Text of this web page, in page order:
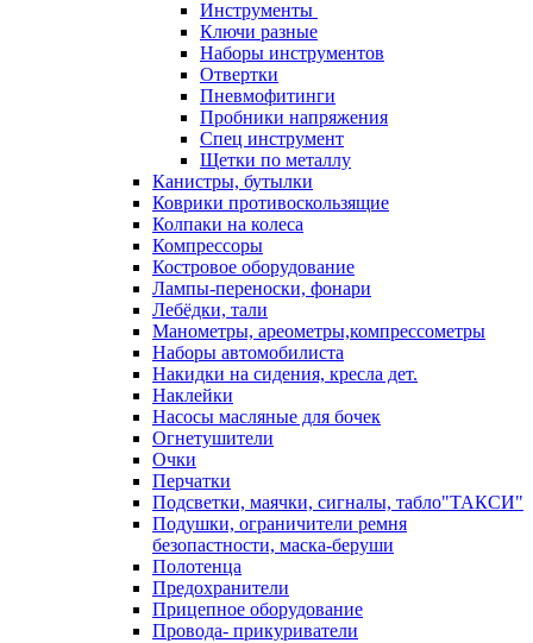
Инструменты
Ключи разные
Наборы инструментов
Отвертки
Пневмофитинги
Пробники напряжения
Спец инструмент
Щетки по металлу
Канистры, бутылки
Коврики противоскользящие
Колпаки на колеса
Компрессоры
Костровое оборудование
Лампы-переноски, фонари
Лебёдки, тали
Манометры, ареометры,компрессометры
Наборы автомобилиста
Накидки на сидения, кресла дет.
Наклейки
Насосы масляные для бочек
Огнетушители
Очки
Перчатки
Подсветки, маячки, сигналы, табло"ТАКСИ"
Подушки, ограничители ремня
безопастности, маска-беруши
Полотенца
Предохранители
Прицепное оборудование
Провода- прикуриватели